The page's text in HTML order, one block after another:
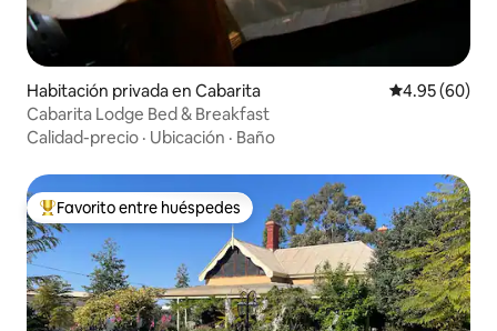
Habitación privada en Cabarita Calificación
4.95 (60)
Cabarita Lodge Bed & Breakfast
Calidad-precio · Ubicación · Baño
Favorito entre huéspedes preferido
Favorito entre huéspedes